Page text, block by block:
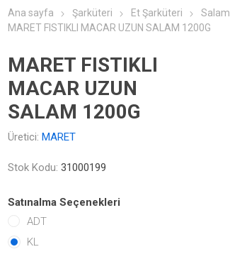
Ana sayfa Şarküteri Et Şarküteri
Salam
MARET FISTIKLI MACAR UZUN SALAM 1200G
MARET FISTIKLI
MACAR UZUN
SALAM 1200G
Üretici: MARET
Stok Kodu: 31000199
Satınalma Seçenekleri
ADT
KL